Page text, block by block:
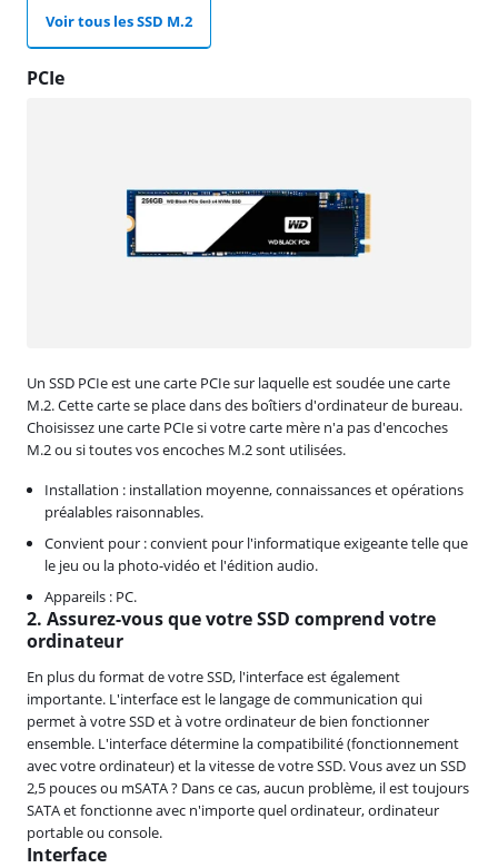
Voir tous les SSD M.2
PCIe
Un SSD PCIe est une carte PCIe sur laquelle est soudée une carte
M.2. Cette carte se place dans des boîtiers d'ordinateur de bureau.
Choisissez une carte PCIe si votre carte mère n'a pas d'encoches
M.2 ou si toutes vos encoches M.2 sont utilisées.
Installation : installation moyenne, connaissances et opérations
préalables raisonnables.
Convient pour : convient pour l'informatique exigeante telle que
le jeu ou la photo-vidéo et l'édition audio.
Appareils : PC.
2. Assurez-vous que votre SSD comprend votre
ordinateur
En plus du format de votre SSD, l'interface est également
importante. L'interface est le langage de communication qui
permet à votre SSD et à votre ordinateur de bien fonctionner
ensemble. L'interface détermine la compatibilité (fonctionnement
avec votre ordinateur) et la vitesse de votre SSD. Vous avez un SSD
2,5 pouces ou mSATA ? Dans ce cas, aucun problème, il est toujours
SATA et fonctionne avec n'importe quel ordinateur, ordinateur
portable ou console.
Interface